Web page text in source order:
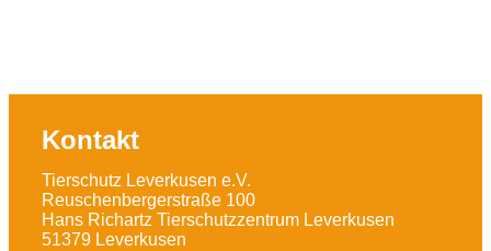
Kontakt
Tierschutz Leverkusen e.V.
Reuschenbergerstraße 100
Hans Richartz Tierschutzzentrum Leverkusen
51379 Leverkusen